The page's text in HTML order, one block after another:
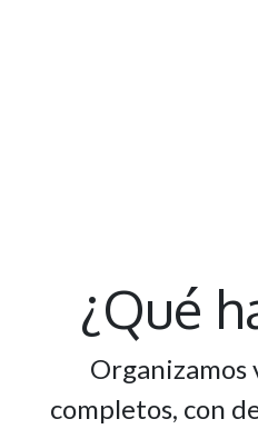
¿Qué
Organizamos
completos, con